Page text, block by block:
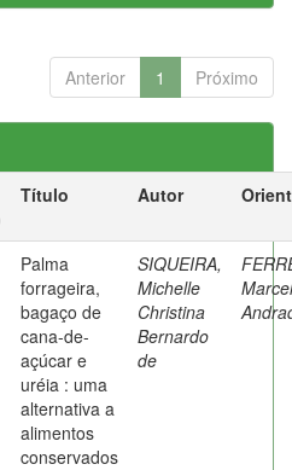
Anterior 1 Próximo
Título Autor
Palma
forrageira,
bagaço de
cana-de-
açúcar e
uréia : uma
alternativa a
alimentos
conservados
SIQUEIRA,
Michelle
Christina
Bernardo
de